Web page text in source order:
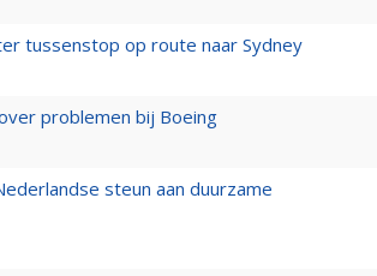
tussenstop op route naar Sydney
problemen bij Boeing
steun aan duurzame